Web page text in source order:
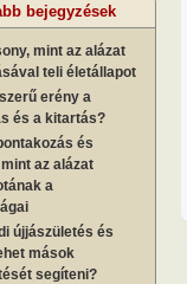
bejegyzések
mint az alázat
teli életállapot
erény a
és a kitartás?
és
az alázat
a
újjászületés és
mások
segíteni?